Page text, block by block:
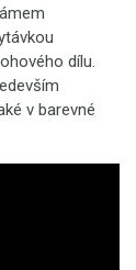
dílu.
v barevné